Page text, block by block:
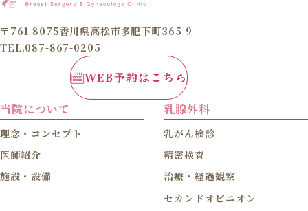
〒761-8075香川県高松市多肥下町365-9
TEL.087-867-0205
WEB予約はこちら
当院について
理念・コンセプト
医師紹介
施設・設備
乳腺外科
乳がん検診
精密検査
治療・経過観察
セカンドオピニオン